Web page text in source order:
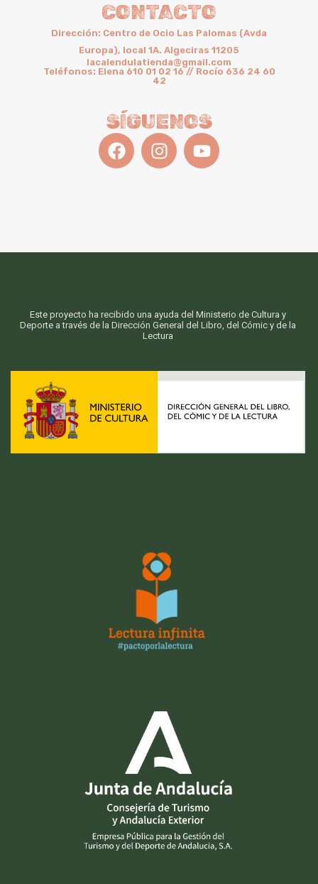
CONTACTO
Dirección: Centro de Ocio Las Palomas (Avda
Europa), local 1A. Algeciras 11205
lacalendulatienda@gmail.com
Teléfonos: Elena 610 01 02 16 // Rocío 636 24 60
42
SÍGUENOS
Este proyecto ha recibido una ayuda del Ministerio de Cultura y
Deporte a través de la Dirección General del Libro, del Cómic y de la
Lectura